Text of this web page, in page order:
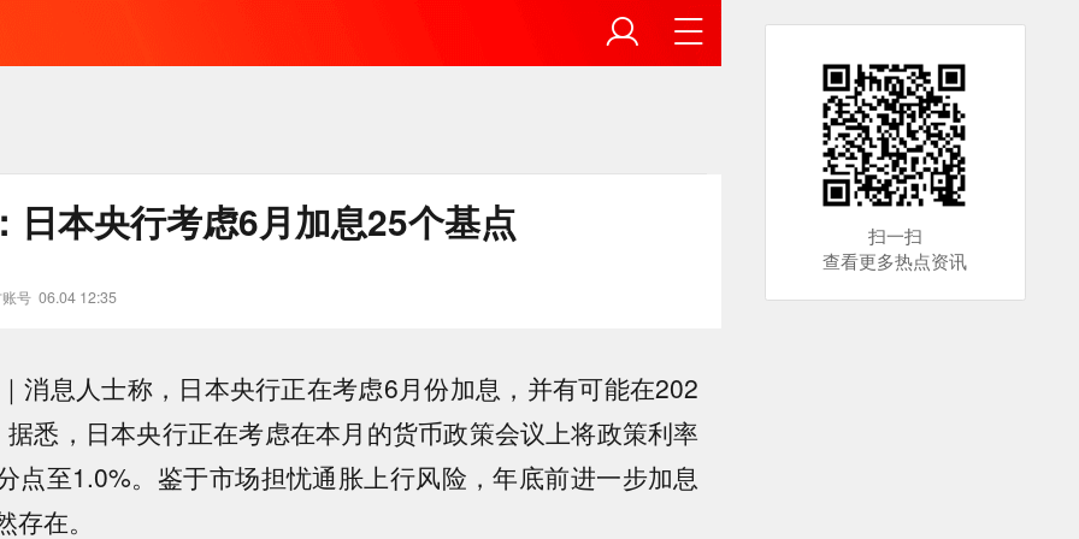
日本央行考虑6月加息25个基点
号 06.04 12:35
消息人士称，日本央行正在考虑6月份加息，并有可能在202
悉，日本央行正在考虑在本月的货币政策会议上将政策利率
点至1.0%。鉴于市场担忧通胀上行风险，年底前进一步加息
在。
扫一扫
查看更多热点资讯